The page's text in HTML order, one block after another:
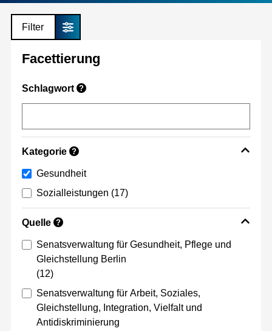
Filter
Facettierung
Schlagwort ?
Kategorie ?
Gesundheit
Sozialleistungen (17)
Quelle ?
Senatsverwaltung für Gesundheit, Pflege und
Gleichstellung Berlin
(12)
Senatsverwaltung für Arbeit, Soziales,
Gleichstellung, Integration, Vielfalt und
Antidiskriminierung